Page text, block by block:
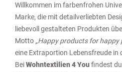
Willkommen im farbenfrohen
Marke, die mit detailverliebten
liebevoll gestalteten Produkten
Motto „Happy products for happy
eine Extraportion Lebensfreude in
BeiWohntextilien 4 Youfindest